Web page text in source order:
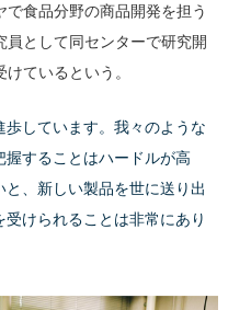
食品分野の商品開発を担う
として同センターで研究開
ているという。
歩しています。我々のような
することはハードルが高
、新しい製品を世に送り出
けられることは非常にあり